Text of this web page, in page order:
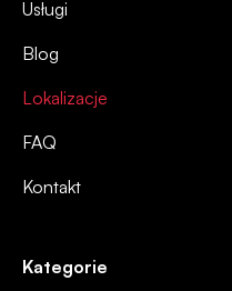
Usługi
Blog
Lokalizacje
FAQ
Kontakt
Kategorie